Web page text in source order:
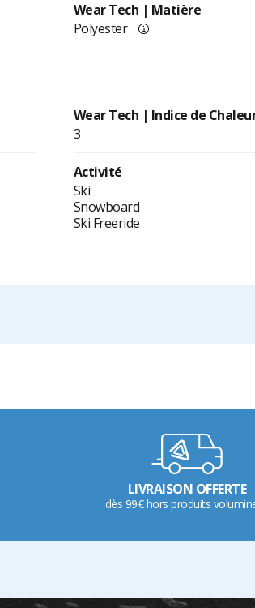
Wear Tech | Matière
Polyester
Wear Tech | Indice de
3
Activité
Ski
Snowboard
Ski Freeride
LIVRAISON OFFERTE
dès 99€ hors produits